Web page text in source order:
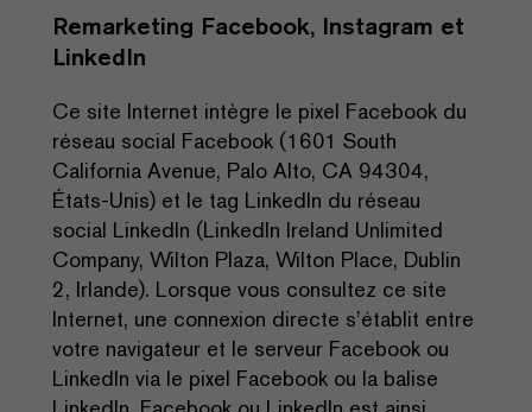
Remarketing Facebook, Instagram et
LinkedIn
Ce site Internet intègre le pixel Facebook du
réseau social Facebook (1601 South
California Avenue, Palo Alto, CA 94304,
États-Unis) et le tag LinkedIn du réseau
social LinkedIn (LinkedIn Ireland Unlimited
Company, Wilton Plaza, Wilton Place, Dublin
2, Irlande). Lorsque vous consultez ce site
Internet, une connexion directe s’établit entre
votre navigateur et le serveur Facebook ou
LinkedIn via le pixel Facebook ou la balise